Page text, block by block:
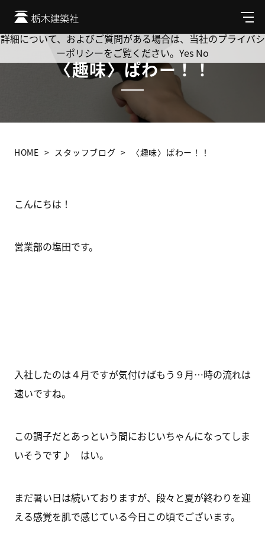
メ
ニ
ュ
〈趣味〉ぱわー！！
HOME スタッフブログ 〈趣味〉ぱわー！！
こんにちは！
営業部の塩田です。
入社したのは４月ですが気付けばもう９月…時の流れは
速いですね。
この調子だとあっという間におじいちゃんになってしま
いそうです♪ はい。
まだ暑い日は続いておりますが、段々と夏が終わりを迎
える感覚を肌で感じている今日この頃でございます。
Cookie を使用して、お客様の活動を追跡してもよろしいです
か? 当社ではお客様のプライバシーを極めて重視しています。
詳細について、およびご質問がある場合は、当社のプライバシ
ーポリシーをご覧ください。 Yes No